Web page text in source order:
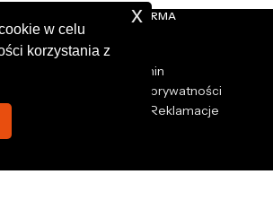
NASZA FIRMA
O nas
Regulamin
Polityka prywatności
Zwroty i Reklamacje
w celu
korzystania z
x